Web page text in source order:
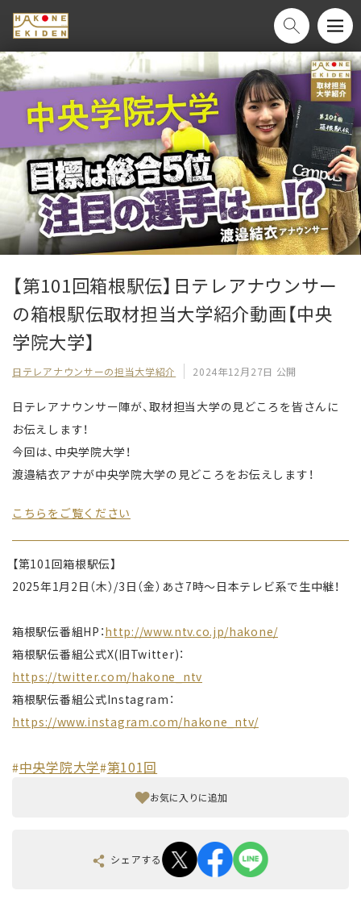
【第101回箱根駅伝】日テレアナウンサー
の箱根駅伝取材担当大学紹介動画【中央
学院大学】
日テレアナウンサーの担当大学紹介 2024年12月27日 公開
日テレアナウンサー陣が、取材担当大学の見どころを皆さんに
お伝えします！
今回は、中央学院大学！
渡邉結衣アナが中央学院大学の見どころをお伝えします！
こちらをご覧ください
【第101回箱根駅伝】
2025年1月2日（木）/3日（金）あさ7時〜日本テレビ系で生中継！
箱根駅伝番組HP：http://www.ntv.co.jp/hakone/
箱根駅伝番組公式X(旧Twitter)：
https://twitter.com/hakone_ntv
箱根駅伝番組公式Instagram：
https://www.instagram.com/hakone_ntv/
#中央学院大学#第101回
お気に入りに追加
シェアする